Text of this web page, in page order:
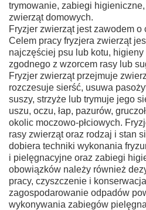
trymowanie, zabiegi
zwierząt domowych.
Fryzjer zwierząt jest zawodem o
Celem pracy fryzjera zwierząt
najczęściej psu lub kotu,
zgodnego z wzorcem rasy lub
Fryzjer zwierząt przejmuje
rozczesuje sierść, usuwa
suszy, strzyże lub trymuje jego
uszu, oczu, łap, pazurów,
okolic moczowo-płciowych.
rasy zwierząt oraz rodzaj i stan
dobiera techniki wykonania
i pielęgnacyjne oraz zabiegi
obowiązków należy również
pracy, czyszczenie i
zagospodarowanie odpadów
wykonywania zabiegów